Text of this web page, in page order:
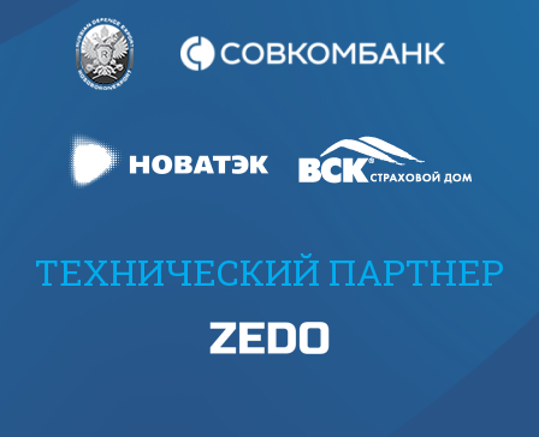
ТЕХНИЧЕСКИЙ ПАРТНЕР